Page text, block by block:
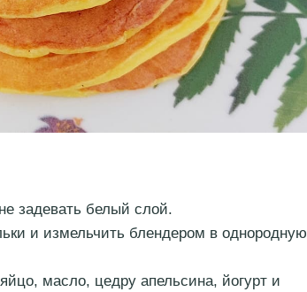
задевать белый слой.
и измельчить блендером в однородную
масло, цедру апельсина, йогурт и